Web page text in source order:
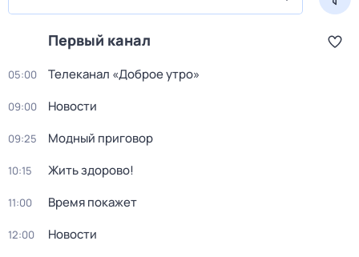
Первый канал
05:00 Телеканал «Доброе утро»
09:00 Новости
09:25 Модный приговор
10:15 Жить здорово!
11:00 Время покажет
12:00 Новости